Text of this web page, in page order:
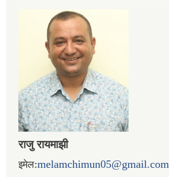
राजु रायमाझी
इमेल:melamchimun05@gmail.com